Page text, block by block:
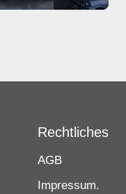
Rechtliches
AGB
Impressum.